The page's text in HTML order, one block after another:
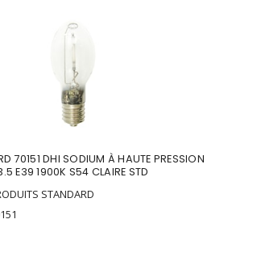
70151 DHI SODIUM À HAUTE PRESSION
E39 1900K S54 CLAIRE STD
STANDARD